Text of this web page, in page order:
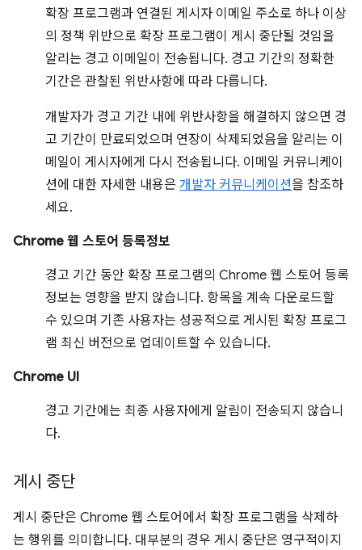
확장 프로그램과 연결된 게시자 이메일 주소로 하나 이상
의 정책 위반으로 확장 프로그램이 게시 중단될 것임을
알리는 경고 이메일이 전송됩니다. 경고 기간의 정확한
기간은 관찰된 위반사항에 따라 다릅니다.
개발자가 경고 기간 내에 위반사항을 해결하지 않으면 경
고 기간이 만료되었으며 연장이 삭제되었음을 알리는 이
메일이 게시자에게 다시 전송됩니다. 이메일 커뮤니케이
션에 대한 자세한 내용은 개발자 커뮤니케이션을 참조하
세요.
Chrome 웹 스토어 등록정보
경고 기간 동안 확장 프로그램의 Chrome 웹 스토어 등록
정보는 영향을 받지 않습니다. 항목을 계속 다운로드할
수 있으며 기존 사용자는 성공적으로 게시된 확장 프로그
램 최신 버전으로 업데이트할 수 있습니다.
Chrome UI
경고 기간에는 최종 사용자에게 알림이 전송되지 않습니
다.
게시 중단
게시 중단은 Chrome 웹 스토어에서 확장 프로그램을 삭제하
는 행위를 의미합니다. 대부분의 경우 게시 중단은 영구적이지